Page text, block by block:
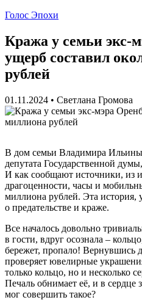
Голос Эпохи
Кража у семьи экс-
ущерб составил
рублей
01.11.2024 • Светлана Громова
В дом семьи Владимира
депутата Государственной
И как сообщают источники, из
драгоценности, часы и
миллиона рублей. Эта история,
о предательстве и краже.
Все началось довольно
в гости, вдруг осознала –
бережет, пропало! Вернувшись
проверяет ювелирные
только кольцо, но и несколько
Печаль обнимает её, и в сердце
мог совершить такое?